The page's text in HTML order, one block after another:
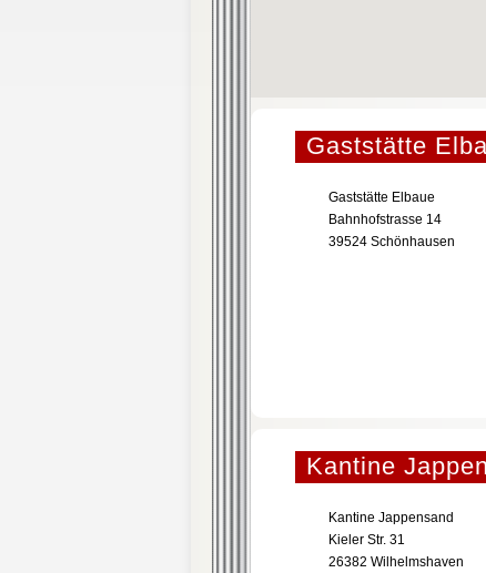
Gaststätte
Gaststätte Elbaue
Bahnhofstrasse 14
39524 Schönhausen
Kantine
Kantine Jappensand
Kieler Str. 31
26382 Wilhelmshaven